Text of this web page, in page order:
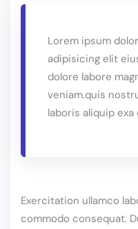
Lorem ipsum
adipisicing elit
dolore labore
veniam.quis
laboris aliquip exa
Exercitation ullamco
commodo consequat.